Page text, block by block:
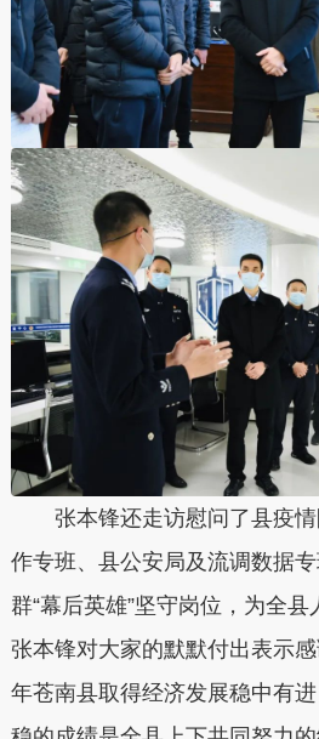
张本锋还走访慰问了县疫
作专班、县公安局及流调数据
群“幕后英雄”坚守岗位，为全县
张本锋对大家的默默付出表示
年苍南县取得经济发展稳中有